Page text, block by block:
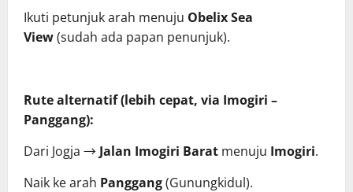
Ikuti petunjuk arah menuju Obelix Sea
View(sudah ada papan penunjuk).
Rute alternatif (lebih cepat, via Imogiri –
Panggang):
Dari Jogja → Jalan Imogiri Barat menuju Imogiri.
Naik ke arah Panggang(Gunungkidul).